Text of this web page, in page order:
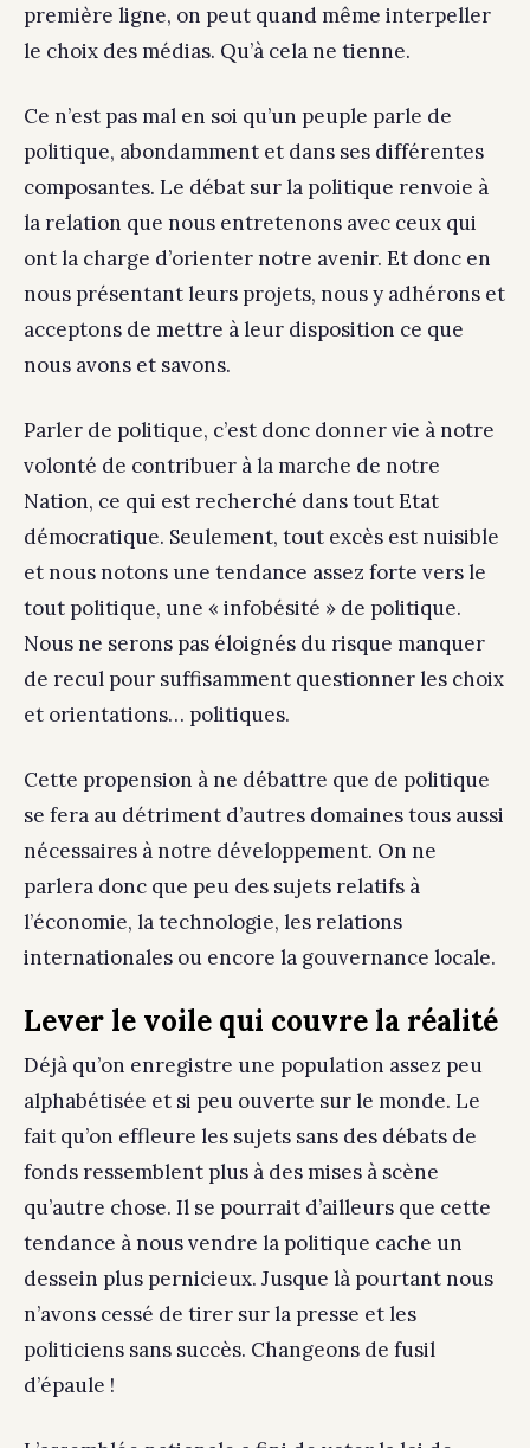
première ligne, on peut quand même interpeller
le choix des médias. Qu’à cela ne tienne.
Ce n’est pas mal en soi qu’un peuple parle de
politique, abondamment et dans ses différentes
composantes. Le débat sur la politique renvoie à
la relation que nous entretenons avec ceux qui
ont la charge d’orienter notre avenir. Et donc en
nous présentant leurs projets, nous y adhérons et
acceptons de mettre à leur disposition ce que
nous avons et savons.
Parler de politique, c’est donc donner vie à notre
volonté de contribuer à la marche de notre
Nation, ce qui est recherché dans tout Etat
démocratique. Seulement, tout excès est nuisible
et nous notons une tendance assez forte vers le
tout politique, une « infobésité » de politique.
Nous ne serons pas éloignés du risque manquer
de recul pour suffisamment questionner les choix
et orientations… politiques.
Cette propension à ne débattre que de politique
se fera au détriment d’autres domaines tous aussi
nécessaires à notre développement. On ne
parlera donc que peu des sujets relatifs à
l’économie, la technologie, les relations
internationales ou encore la gouvernance locale.
Lever le voile qui couvre la réalité
Déjà qu’on enregistre une population assez peu
alphabétisée et si peu ouverte sur le monde. Le
fait qu’on effleure les sujets sans des débats de
fonds ressemblent plus à des mises à scène
qu’autre chose. Il se pourrait d’ailleurs que cette
tendance à nous vendre la politique cache un
dessein plus pernicieux. Jusque là pourtant nous
n’avons cessé de tirer sur la presse et les
politiciens sans succès. Changeons de fusil
d’épaule !